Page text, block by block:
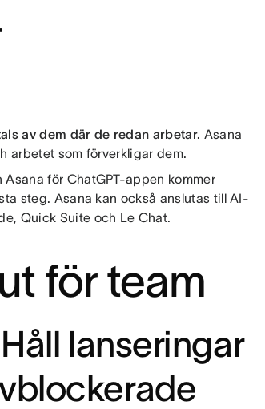
av dem där de redan arbetar. Asana
arbetet som förverkligar dem.
för ChatGPT-appen kommer
steg. Asana kan också anslutas till AI-
Quick Suite och Le Chat.
för team
lanseringar